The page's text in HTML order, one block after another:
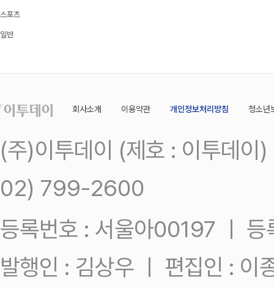
스포츠
일반
회사소개 이용약관 개인정보처리방침 청소년
(주)이투데이 (제호 : 이투데
02) 799-2600
등록번호 : 서울아00197 ㅣ
발행인 : 김상우 ㅣ 편집인 : 이